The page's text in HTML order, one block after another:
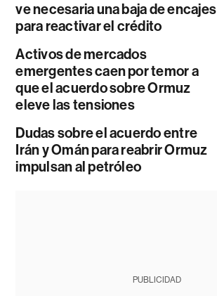
ve necesaria una baja de encajes
para reactivar el crédito
Activos de mercados
emergentes caen por temor a
que el acuerdo sobre Ormuz
eleve las tensiones
Dudas sobre el acuerdo entre
Irán y Omán para reabrir Ormuz
impulsan al petróleo
PUBLICIDAD